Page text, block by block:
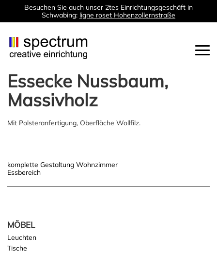
Besuchen Sie auch unser 2tes Einrichtungsgeschäft in
Schwabing: ligne roset Hohenzollernstraße
Essecke Nussbaum,
Massivholz
Mit Polsteranfertigung, Oberfläche Wollfilz.
Post
navigation
komplette Gestaltung Wohnzimmer
Essbereich
MÖBEL
Leuchten
Tische